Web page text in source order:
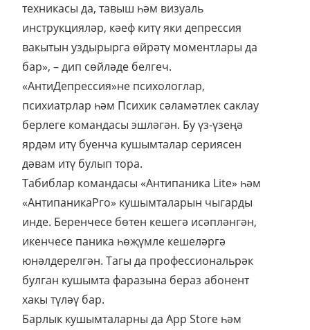
техникасы да, тавыш һәм визуаль
инструкцияләр, кәеф китү яки депрессия
вакытын уздырырга өйрәтү моментлары да
бар», – дип сөйләде белгеч.
«АнтиДепрессия»не психологлар,
психиатрлар һәм Психик сәламәтлек саклау
берлеге командасы эшләгән. Бу үз-үзеңә
ярдәм итү буенча кушымталар сериясен
дәвам итү булып тора.
Табиблар командасы «Антипаника Lite» һәм
«АнтипаникаРго» кушымталарын чыгарды
инде. Беренчесе бөтен кешегә исәпләнгән,
икенчесе паника һөҗүмле кешеләргә
юнәлдерелгән. Тагы да профессиональрәк
булган кушымта фаразына бераз абонент
хакы түләү бар.
Барлык кушымталарны да App Store һәм